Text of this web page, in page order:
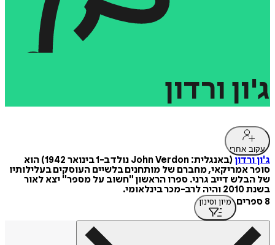
ג'ון ורדון
עקוב אחרי
ג'ון ורדון
(באנגלית: John Verdon נולד ב-1 בינואר 1942) הוא
סופר אמריקאי, מחברם של מותחנים בלשיים העוסקים בעלילותיו
של הבלש דייב גרני. ספרו הראשון "חשוב על מספר" יצא לאור
בשנת 2010 והיה לרב-מכר בינלאומי.
8 ספרים
מיון וסינון